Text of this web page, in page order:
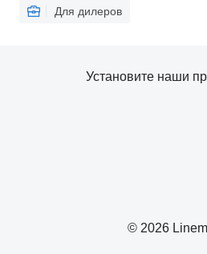
Для дилеров
© 2026
Установите наши